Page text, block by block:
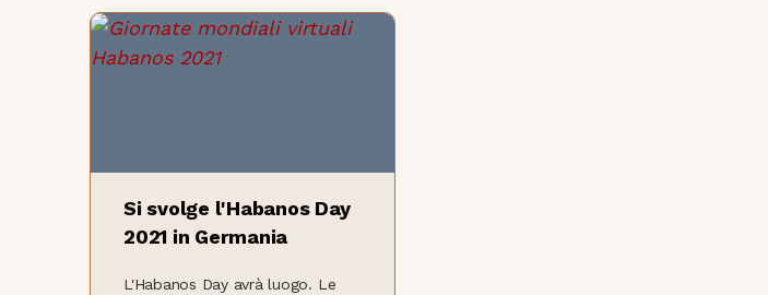
Si svolge l'Habanos Day
2021 in Germania
L'Habanos Day avrà luogo. Le